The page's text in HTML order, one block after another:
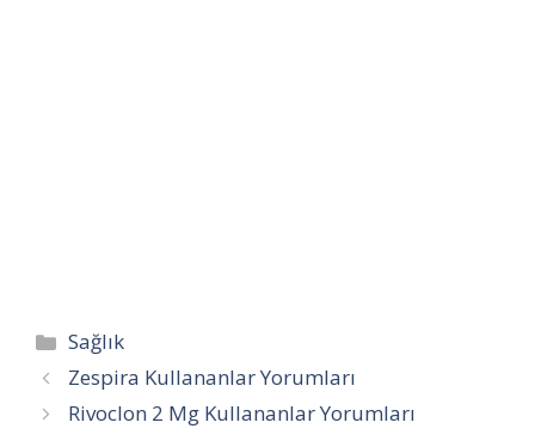
Kategoriler
Sağlık
Zespira Kullananlar Yorumları
Rivoclon 2 Mg Kullananlar Yorumları